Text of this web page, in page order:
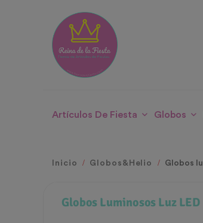
Artículos De Fiesta Globos
Inicio Globos&Helio Globos
Globos Luminosos Luz LED